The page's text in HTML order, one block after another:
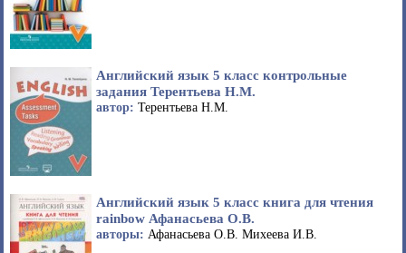
Английский язык 5 класс контрольные
задания Терентьева Н.М.
автор: Терентьева Н.М.
Английский язык 5 класс книга для чтения
rainbow Афанасьева О.В.
авторы: Афанасьева О.В. Михеева И.В.